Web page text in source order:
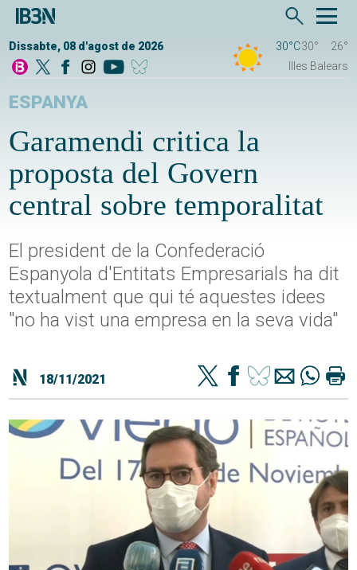
Dissabte, 08 d'agost de 2026 30°C30°
26°
Illes Balears
ESPANYA
Garamendi critica la
proposta del Govern
central sobre temporalitat
El president de la Confederació
Espanyola d'Entitats Empresarials ha dit
textualment que qui té aquestes idees
"no ha vist una empresa en la seva vida"
18/11/2021